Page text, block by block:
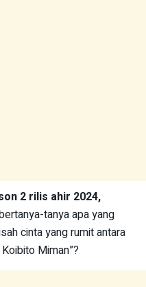
2 rilis ahir 2024,
tanya apa yang
cinta yang rumit antara
Miman”?